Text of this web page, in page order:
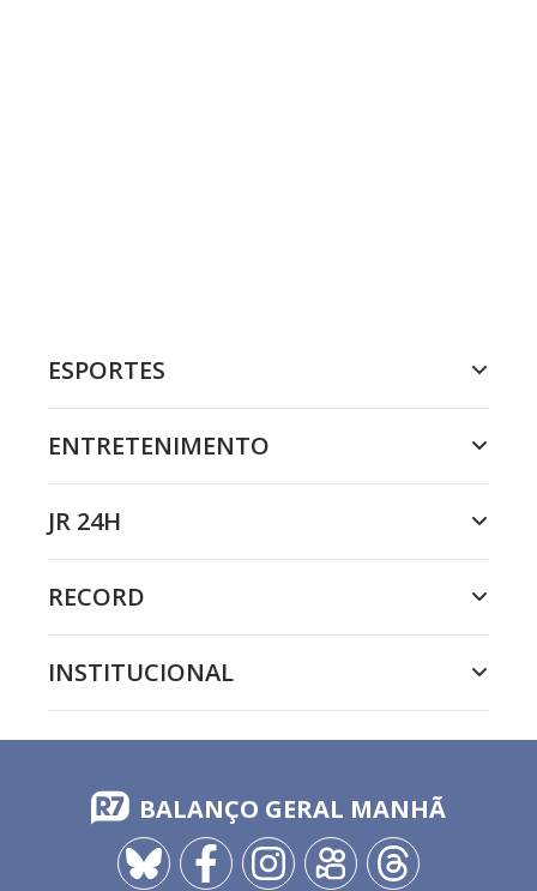
ESPORTES
ENTRETENIMENTO
JR 24H
RECORD
INSTITUCIONAL
BALANÇO GERAL MANHÃ